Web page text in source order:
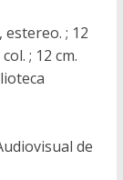
estereo. ; 12
; 12 cm.
de